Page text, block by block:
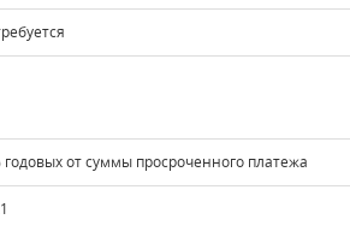
годовых от суммы просроченного платежа